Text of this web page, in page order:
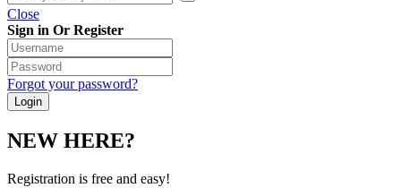
Close
Sign in Or Register
Forgot your password?
NEW HERE?
Registration is free and easy!